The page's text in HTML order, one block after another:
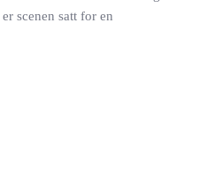
scenen satt for en